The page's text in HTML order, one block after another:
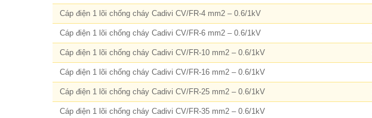
Cáp điện 1 lõi chống cháy Cadivi CV/FR-4 mm2 – 0.6/1kV
Cáp điện 1 lõi chống cháy Cadivi CV/FR-6 mm2 – 0.6/1kV
Cáp điện 1 lõi chống cháy Cadivi CV/FR-10 mm2 – 0.6/1kV
Cáp điện 1 lõi chống cháy Cadivi CV/FR-16 mm2 – 0.6/1kV
Cáp điện 1 lõi chống cháy Cadivi CV/FR-25 mm2 – 0.6/1kV
Cáp điện 1 lõi chống cháy Cadivi CV/FR-35 mm2 – 0.6/1kV